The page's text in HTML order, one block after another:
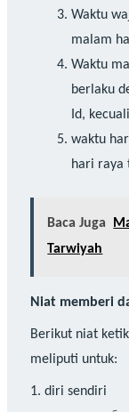
Waktu
malam
Waktu
berlaku
Id,
waktu
hari raya
Baca Juga
Tarwiyah
Niat memberi
Berikut niat
meliputi untuk:
1. diri sendiri